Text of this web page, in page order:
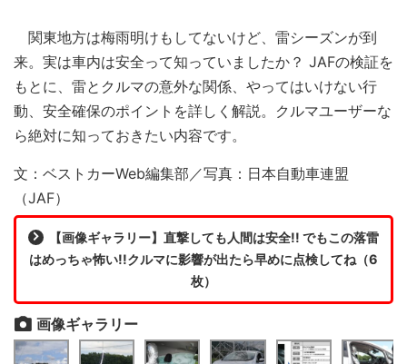
関東地方は梅雨明けもしてないけど、雷シーズンが到
来。実は車内は安全って知っていましたか？ JAFの検証を
もとに、雷とクルマの意外な関係、やってはいけない行
動、安全確保のポイントを詳しく解説。クルマユーザーな
ら絶対に知っておきたい内容です。
文：ベストカーWeb編集部／写真：日本自動車連盟
（JAF）
【画像ギャラリー】直撃しても人間は安全!! でもこの落雷
はめっちゃ怖い!!クルマに影響が出たら早めに点検してね（6
枚）
画像ギャラリー